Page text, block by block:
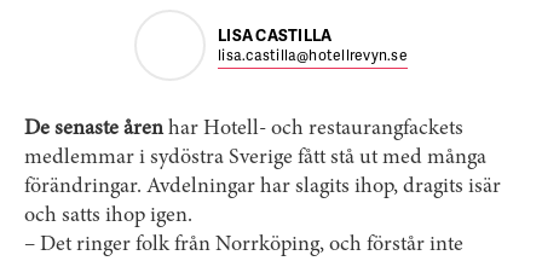
LISA CASTILLA
lisa.castilla@hotellrevyn.se
De senaste årenhar Hotell- och restaurangfackets
medlemmar i sydöstra Sverige fått stå ut med många
förändringar. Avdelningar har slagits ihop, dragits isär
och satts ihop igen.
– Det ringer folk från Norrköping, och förstår inte